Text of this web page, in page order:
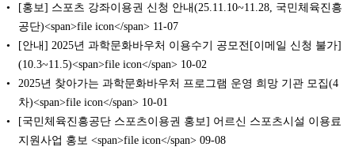
[홍보] 스포츠 강좌이용권 신청 안내(25.11.10~11.28, 국민체육진흥
공단)<span>file icon</span> 11-07
[안내] 2025년 과학문화바우처 이용수기 공모전[이메일 신청 불가]
(10.3~11.5)<span>file icon</span> 10-02
2025년 찾아가는 과학문화바우처 프로그램 운영 희망 기관 모집(4
차)<span>file icon</span> 10-01
[국민체육진흥공단 스포츠이용권 홍보] 어르신 스포츠시설 이용료
지원사업 홍보 <span>file icon</span> 09-08